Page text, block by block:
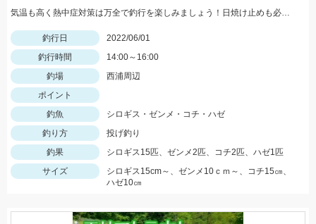
気温も高く熱中症対策は万全で釣行を楽しみましょう！日焼け止めも必須アイテムですよ！
釣行日
2022/06/01
釣行時間
14:00～16:00
釣場
西浦周辺
ポイント
釣魚
シロギス・ゼンメ・コチ・ハゼ
釣り方
投げ釣り
釣果
シロギス15匹、ゼンメ2匹、コチ2匹、ハゼ1匹
サイズ
シロギス15cm～、ゼンメ10ｃｍ～、コチ15㎝、
ハゼ10㎝